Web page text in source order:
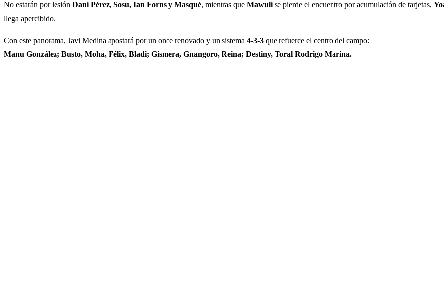
No estarán por lesión Dani Pérez, Sosu, Ian Forns y Masqué, mientras que Mawuli se pierde el encuentro por acumulación de tarjetas,
llega apercibido.
Con este panorama, Javi Medina apostará por un once renovado y un sistema 4-3-3 que refuerce el centro del campo:
Manu González; Busto, Moha, Félix, Bladi; Gismera, Gnangoro, Reina; Destiny, Toral Rodrigo Marina.